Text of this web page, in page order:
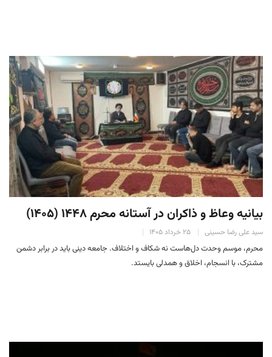
بیانیه وعاظ و ذاکران در آستانه محرم ۱۴۴۸ (۱۴۰۵)
سید علی رضا حسینی ۲۵ خرداد ۱۴۰۵
محرم، موسم وحدت دل‌هاست نه شکاف و اختلاف. جامعه دینی باید در برابر دشمن
مشترک، با انسجام، اخلاق و همدلی بایستد.